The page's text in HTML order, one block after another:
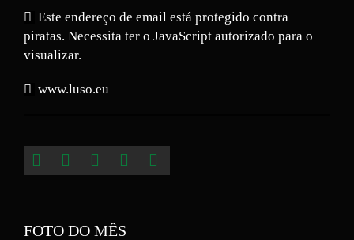
Este endereço de email está protegido contra
piratas. Necessita ter o JavaScript autorizado para o
visualizar.
www.luso.eu
FOTO DO MÊS